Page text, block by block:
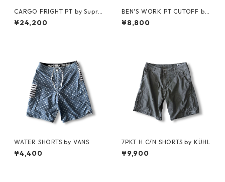
CARGO FRIGHT PT by Supre
me
¥24,200
BEN'S WORK PT CUTOFF by
Ben Davis
¥8,800
WATER SHORTS by VANS
¥4,400
7PKT H.C/N SHORTS by KÜHL
¥9,900